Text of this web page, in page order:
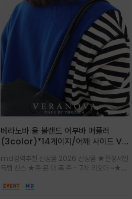
베라노바 울 블랜드 어부바 머플러
(3color)*14게이지/어깨 사이드 VN
잡는 감각적인 레이어드 니트 어부바숄/
뒷면의 은은한 V자 조직감과 부드러운
터치감으로 완성도를 높였으며, 단조로
md강력추천 신상품 2026 신상품 ★한정세일
득템 찬스 ★주.문.대.폭.주 - 7차 리오더 ~★셔
인트를 주기 좋으며, 소매 끝단에 위치한 실버